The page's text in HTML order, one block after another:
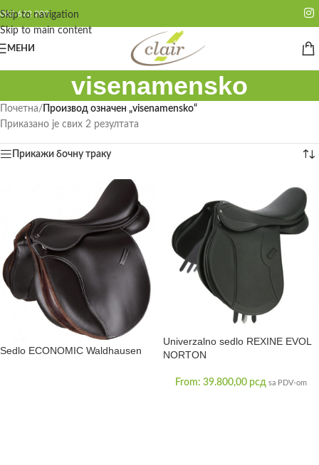
Skip to navigation
Skip to main content
062 622 200
МЕНИ
visenamensko
Почетна/ Производ oзначен „visenamensko“
Приказано је свих 2 резултата
Прикажи бочну траку
Sedlo ECONOMIC Waldhausen
Univerzalno sedlo REXINE EVOL
NORTON
From: 39.800,00 рсд sa PDV-om